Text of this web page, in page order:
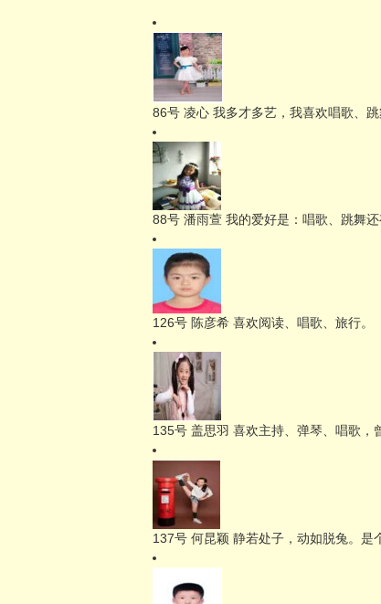
86号 凌心 我多才多艺，我喜欢唱歌、跳
88号 潘雨萱 我的爱好是：唱歌、跳舞还
126号 陈彦希 喜欢阅读、唱歌、旅行。
135号 盖思羽 喜欢主持、弹琴、唱歌，
137号 何昆颖 静若处子，动如脱兔。是